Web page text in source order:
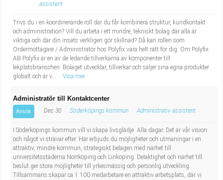
assistent
Trivs du i en koordinerande roll där du får kombinera struktur, kundkontakt
och administration? Vill du arbeta i ett mindre, tekniskt bolag där alla är
viktiga och där din insats verkligen gör skillnad? Då kan rollen som
Ordermottagare / Administratör hos Polyfix vara helt rätt för dig. Om Polyfix
AB Polyfix är en av de ledande tillverkarna av komponenter till
lekplatsbranschen. Bolaget utvecklar, tillverkar och säljer sina egna produkter
globalt och är v...
Visa mer
Administratör till Kontaktcenter
Ansök Dec 30 Söderköpings kommun Administrativ assistent
I Söderköpings kommun vill vi skapa livsglädje. Alla dagar. Det är vår vision
och något vi strävar efter. Här erbjuds du möjligheter och utmaningar i en
attraktiv, mindre kommun, strategiskt belägen med närhet till
universitetsstäderna Norrköping och Linköping. Delaktighet och närhet till
beslut ger stora möjligheter till yrkesmässig och personlig utveckling.
Tillsammans skapar ca 1 100 medarbetare en attraktiv arbetsplats, där vi